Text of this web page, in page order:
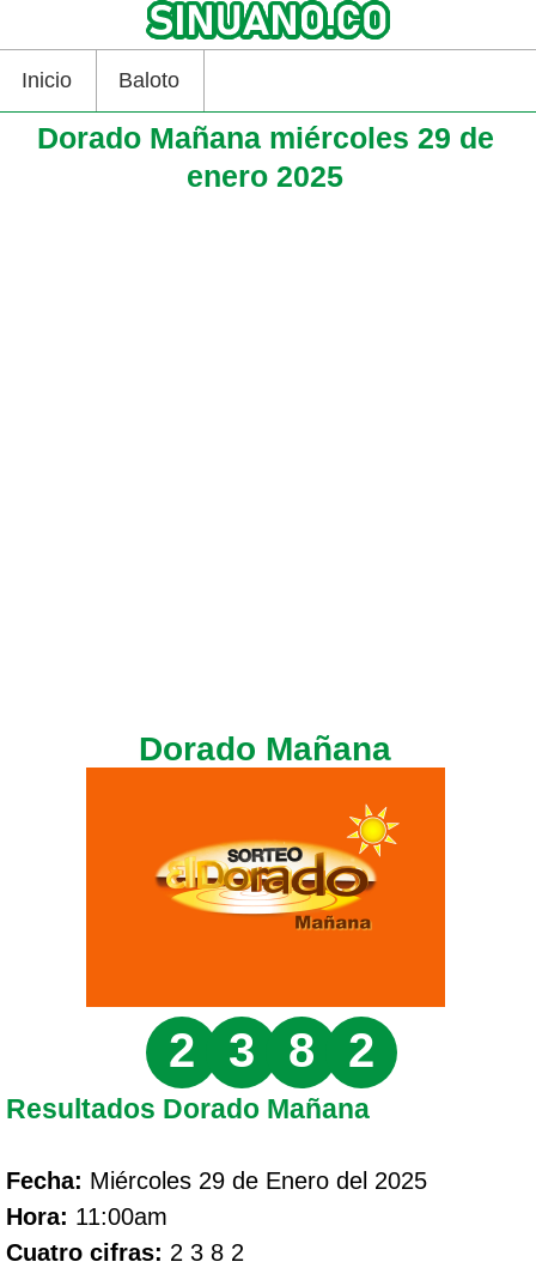
Inicio Baloto
Dorado Mañana miércoles 29 de
enero 2025
Dorado Mañana
2 3 8 2
Resultados Dorado Mañana
Fecha: Miércoles 29 de Enero del 2025
Hora: 11:00am
Cuatro cifras: 2 3 8 2